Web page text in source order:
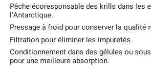
Pêche écoresponsable des krills dans les
l’Antarctique.
Pressage à froid pour conserver la qualité
Filtration pour éliminer les impuretés.
Conditionnement dans des gélules ou
pour une meilleure absorption.